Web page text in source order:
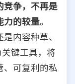
竞争，不再是
力的较量。
内容种草、
键工具，将
、可复利的私